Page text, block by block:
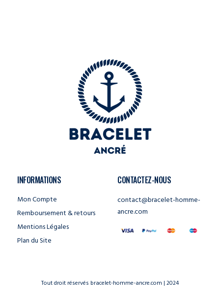
INFORMATIONS
Mon Compte
Remboursement & retours
Mentions Légales
Plan du Site
CONTACTEZ-NOUS
contact@bracelet-homme-
ancre.com
Tout droit réservés bracelet-homme-ancre.com | 2024